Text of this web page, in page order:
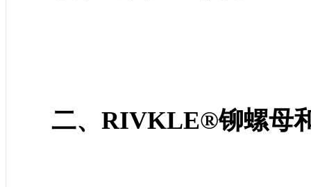
二、RIVKLE®铆螺母